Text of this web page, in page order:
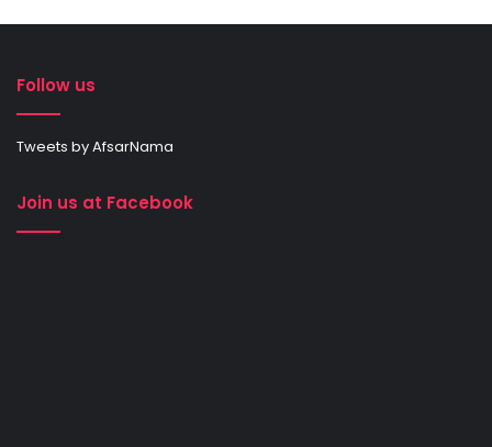
Follow us
Tweets by AfsarNama
Join us at Facebook